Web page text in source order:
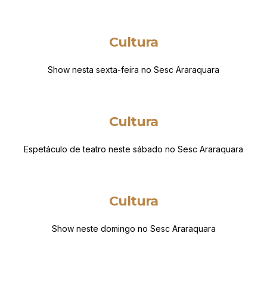
Cultura
Show nesta sexta-feira no Sesc Araraquara
Cultura
Espetáculo de teatro neste sábado no Sesc Araraquara
Cultura
Show neste domingo no Sesc Araraquara